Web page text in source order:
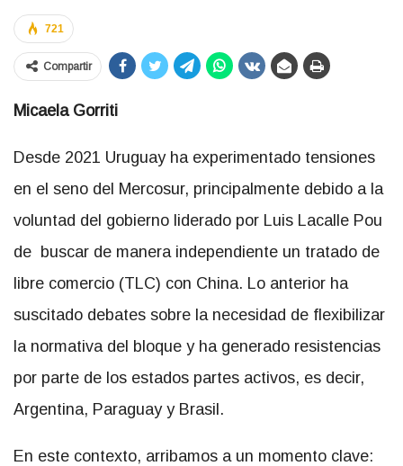
721
Compartir
Micaela Gorriti
Desde 2021 Uruguay ha experimentado tensiones
en el seno del Mercosur, principalmente debido a la
voluntad del gobierno liderado por Luis Lacalle Pou
de buscar de manera independiente un tratado de
libre comercio (TLC) con China. Lo anterior ha
suscitado debates sobre la necesidad de flexibilizar
la normativa del bloque y ha generado resistencias
por parte de los estados partes activos, es decir,
Argentina, Paraguay y Brasil.
En este contexto, arribamos a un momento clave: